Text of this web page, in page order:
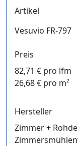
Artikel
Vesuvio FR-797
Preis
82,71 € pro lfm
26,68 € pro m²
Hersteller
Zimmer +